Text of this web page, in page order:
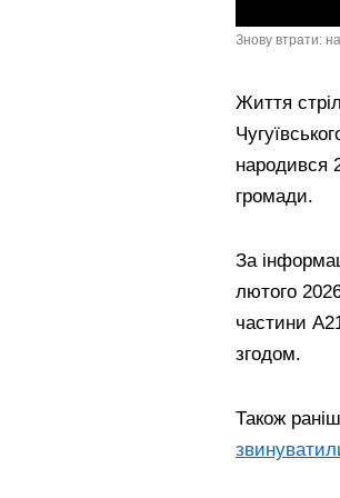
Знову втрати:
Життя
народився
громади.
За
лютого
частини
згодом.
Також